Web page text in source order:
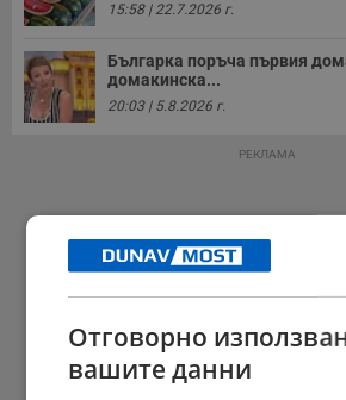
15:58 | 22.7.2026 г.
Българка поръча първия
домакинска...
20:03 | 5.8.2026 г.
РЕКЛАМА
Отговорно
вашите данни